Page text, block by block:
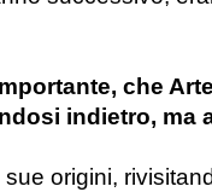
che
indietro, ma
origini,